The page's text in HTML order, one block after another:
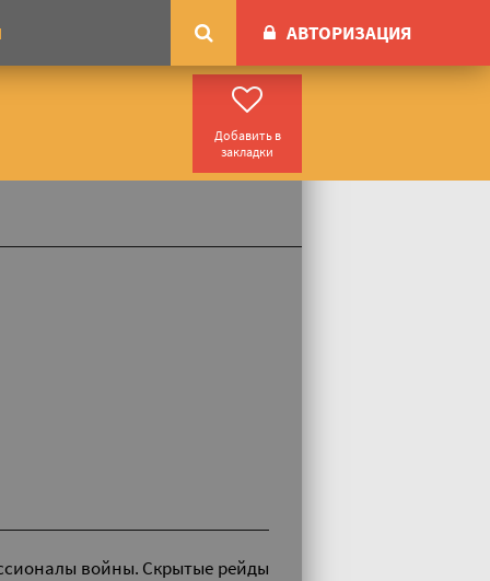
АВТОРИЗАЦИЯ
Добавить в
закладки
войны. Скрытые рейды